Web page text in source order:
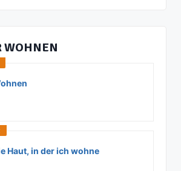
WOHNEN
Haut, in der ich wohne